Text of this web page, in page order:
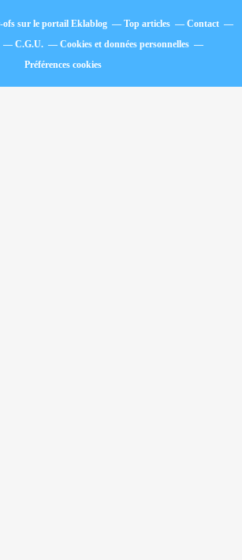
ofssur le portail Eklablog Top articles
Contact
C.G.U.
Cookies et données personnelles
Préférences cookies